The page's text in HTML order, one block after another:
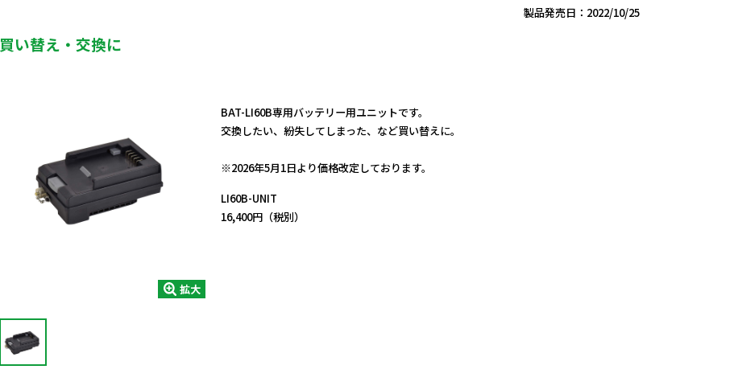
製品発売日：2022/10/25
買い替え・交換に
拡大
BAT-LI60B専用バッテリー用ユニットです。
交換したい、紛失してしまった、など買い替えに。
※2026年5月1日より価格改定しております。
LI60B-UNIT
16,400円（税別）